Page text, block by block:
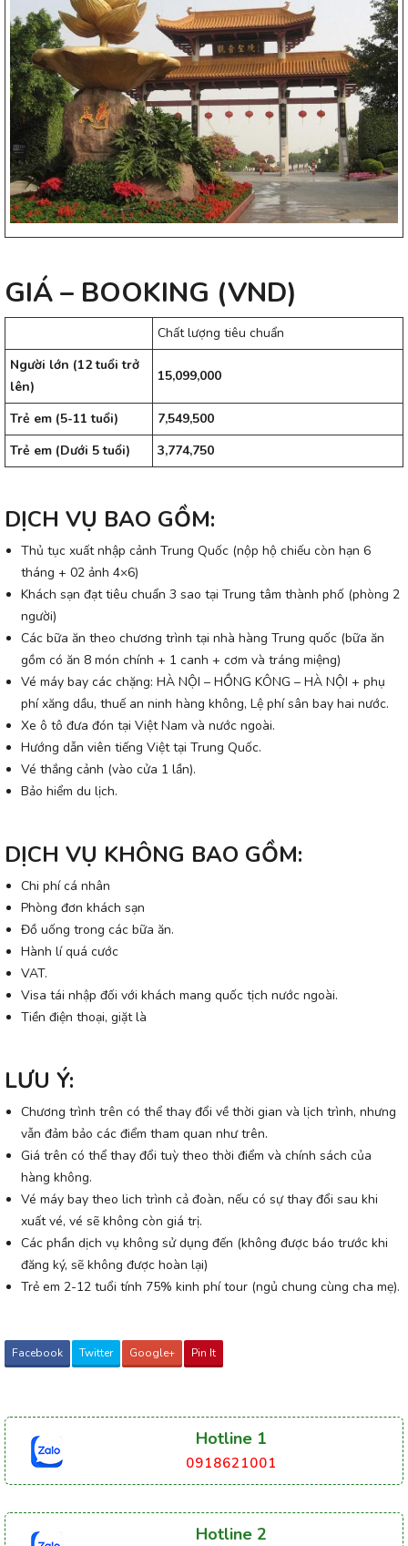
GIÁ – BOOKING (VND)
Chất lượng tiêu chuẩn
Người lớn (12 tuổi trở
lên)
15,099,000
Trẻ em (5-11 tuổi)
7,549,500
Trẻ em (Dưới 5 tuổi)
3,774,750
DỊCH VỤ BAO GỒM:
Thủ tục xuất nhập cảnh Trung Quốc (nộp hộ chiếu còn hạn 6
tháng + 02 ảnh 4×6)
Khách sạn đạt tiêu chuẩn 3 sao tại Trung tâm thành phố (phòng 2
người)
Các bữa ăn theo chương trình tại nhà hàng Trung quốc (bữa ăn
gồm có ăn 8 món chính + 1 canh + cơm và tráng miệng)
Vé máy bay các chặng: HÀ NỘI – HỒNG KÔNG – HÀ NỘI + phụ
phí xăng dầu, thuế an ninh hàng không, Lệ phí sân bay hai nước.
Xe ô tô đưa đón tại Việt Nam và nước ngoài.
Hướng dẫn viên tiếng Việt tại Trung Quốc.
Vé thắng cảnh (vào cửa 1 lần).
Bảo hiểm du lịch.
DỊCH VỤ KHÔNG BAO GỒM:
Chi phí cá nhân
Phòng đơn khách sạn
Đồ uống trong các bữa ăn.
Hành lí quá cước
VAT.
Visa tái nhập đối với khách mang quốc tịch nước ngoài.
Tiền điện thoại, giặt là
LƯU Ý:
Chương trình trên có thể thay đổi về thời gian và lịch trình, nhưng
vẫn đảm bảo các điểm tham quan như trên.
Giá trên có thể thay đổi tuỳ theo thời điểm và chính sách của
hàng không.
Vé máy bay theo lich trình cả đoàn, nếu có sự thay đổi sau khi
xuất vé, vé sẽ không còn giá trị.
Các phần dịch vụ không sử dụng đến (không được báo trước khi
đăng ký, sẽ không được hoàn lại)
Trẻ em 2-12 tuổi tính 75% kinh phí tour (ngủ chung cùng cha mẹ).
Facebook Twitter Google+ Pin It
Hotline 1
0918621001
Hotline 2